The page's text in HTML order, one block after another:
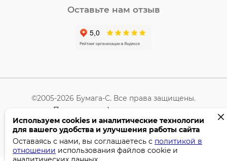
Оставьте нам отзыв
©2005-2026 Бумага-С. Все права защищены.
Политика конфиденциальности
Поддержка сайта — Профител
Используем cookies и аналитические технологии
для вашего удобства и улучшения работы сайта
Оставаясь с нами, вы соглашаетесь с политикой в
отношении использования файлов cookie и